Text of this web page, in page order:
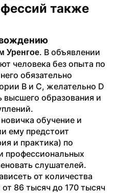
также
Уренгое
человека без опыта по
обязательно
В и С, желательно D
образования и
обучение и
ему предстоит
и практика) по
профессиональных
слушателей.
от количества
86 тысяч до 170 тысяч